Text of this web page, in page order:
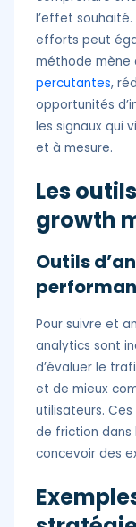
l’effet
efforts peut
méthode mène
percutantes,
opportunités
les signaux qui
et à mesure.
Les
growth
Outils
Pour suivre et
analytics sont
d’évaluer le
et de mieux
utilisateurs.
de friction dans
concevoir des